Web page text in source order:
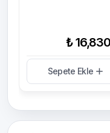
₺
Sepete Ekle